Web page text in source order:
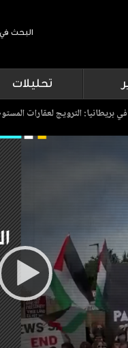
البحث
تحليلات
بريطانيا: الترويج لعقارات